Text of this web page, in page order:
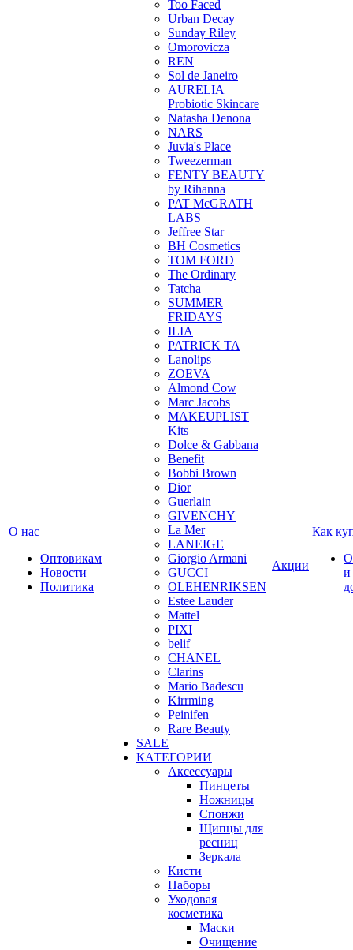
О нас
Оптовикам
Новости
Политика
Too Faced
Urban Decay
Sunday Riley
Omorovicza
REN
Sol de Janeiro
AURELIA
Probiotic Skincare
Natasha Denona
NARS
Juvia's Place
Tweezerman
FENTY BEAUTY
by Rihanna
PAT McGRATH
LABS
Jeffree Star
BH Cosmetics
TOM FORD
The Ordinary
Tatcha
SUMMER
FRIDAYS
ILIA
PATRICK TA
Lanolips
ZOEVA
Almond Cow
Marc Jacobs
MAKEUPLIST
Kits
Dolce & Gabbana
Benefit
Bobbi Brown
Dior
Guerlain
GIVENCHY
La Mer
LANEIGE
Giorgio Armani
GUCCI
OLEHENRIKSEN
Estee Lauder
Mattel
PIXI
belif
CHANEL
Clarins
Mario Badescu
Kirrming
Peinifen
Rare Beauty
SALE
КАТЕГОРИИ
Аксессуары
Пинцеты
Ножницы
Спонжи
Щипцы для
ресниц
Зеркала
Кисти
Наборы
Уходовая
косметика
Маски
Очищение
Акции
Как
и